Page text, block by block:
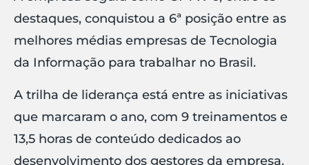
destaques, conquistou a 6ª posição entre as
melhores médias empresas de Tecnologia
da Informação para trabalhar no Brasil.
A trilha de liderança está entre as iniciativas
que marcaram o ano, com 9 treinamentos e
13,5 horas de conteúdo dedicados ao
desenvolvimento dos gestores da empresa.